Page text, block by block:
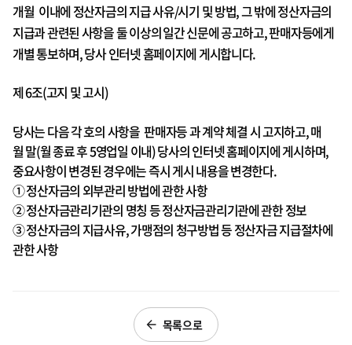
개월 이내에 정산자금의 지급 사유/시기 및 방법, 그 밖에 정산자금의
지급과 관련된 사항을 둘 이상의일간 신문에 공고하고, 판매자등에게
개별 통보하며, 당사 인터넷 홈페이지에 게시합니다.
제 6조(고지 및 고시)
당사는 다음 각 호의 사항을 판매자등 과 계약 체결 시 고지하고, 매
월 말(월 종료 후 5영업일 이내) 당사의 인터넷 홈페이지에 게시하며,
중요사항이 변경된 경우에는 즉시 게시 내용을 변경한다.
① 정산자금의 외부관리 방법에 관한 사항
② 정산자금관리기관의 명칭 등 정산자금관리기관에 관한 정보
③ 정산자금의 지급사유, 가맹점의 청구방법 등 정산자금 지급절차에
관한 사항
목록으로